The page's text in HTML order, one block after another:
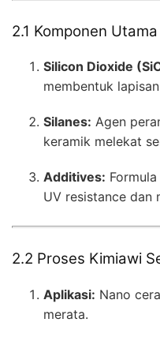
2.1 Komponen
Silicon Dioxide
membentuk
Silanes: Agen
keramik melekat
Additives:
UV resistance dan
2.2 Proses Kimiawi
Aplikasi: Nano
merata.